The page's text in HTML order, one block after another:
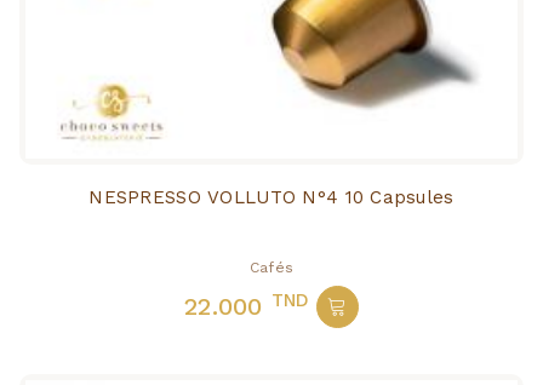
NESPRESSO VOLLUTO N°4 10 Capsules
Cafés
22.000 TND